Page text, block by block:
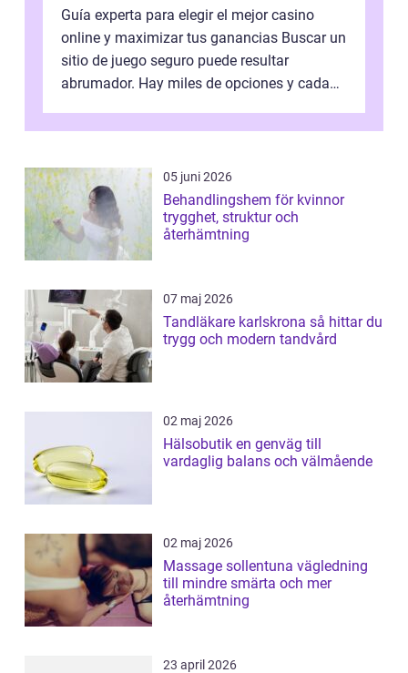
Guía experta para elegir el mejor casino
online y maximizar tus ganancias Buscar un
sitio de juego seguro puede resultar
abrumador. Hay miles de opciones y cada
05 juni 2026
Behandlingshem för kvinnor
trygghet, struktur och
återhämtning
07 maj 2026
Tandläkare karlskrona så hittar du
trygg och modern tandvård
02 maj 2026
Hälsobutik en genväg till
vardaglig balans och välmående
02 maj 2026
Massage sollentuna vägledning
till mindre smärta och mer
återhämtning
23 april 2026